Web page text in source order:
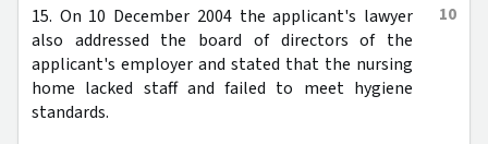
10
15. On 10 December 2004 the applicant's lawyer
also addressed the board of directors of the
applicant's employer and stated that the nursing
home lacked staff and failed to meet hygiene
standards.